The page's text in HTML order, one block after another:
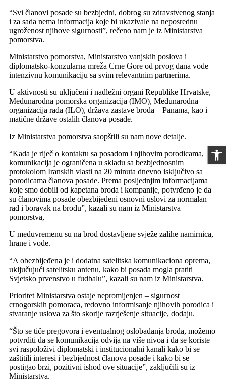
“Svi članovi posade su bezbjedni, dobrog su zdravstvenog stanja
i za sada nema informacija koje bi ukazivale na neposrednu
ugroženost njihove sigurnosti”, rečeno nam je iz Ministarstva
pomorstva.
Ministarstvo pomorstva, Ministarstvo vanjskih poslova i
diplomatsko-konzularna mreža Crne Gore od prvog dana vode
intenzivnu komunikaciju sa svim relevantnim partnerima.
U aktivnosti su uključeni i nadležni organi Republike Hrvatske,
Međunarodna pomorska organizacija (IMO), Međunarodna
organizacija rada (ILO), država zastave broda – Panama, kao i
matične države ostalih članova posade.
Iz Ministarstva pomorstva saopštili su nam nove detalje.
“Kada je riječ o kontaktu sa posadom i njihovim porodicama,
komunikacija je ograničena u skladu sa bezbjednosnim
protokolom Iranskih vlasti na 20 minuta dnevno isključivo sa
porodicama članova posade. Prema posljednjim informacijama
koje smo dobili od kapetana broda i kompanije, potvrđeno je da
su članovima posade obezbijeđeni osnovni uslovi za normalan
rad i boravak na brodu”, kazali su nam iz Ministarstva
pomorstva,
U međuvremenu su na brod dostavljene svježe zalihe namirnica,
hrane i vode.
“A obezbijeđena je i dodatna satelitska komunikaciona oprema,
uključujući satelitsku antenu, kako bi posada mogla pratiti
Svjetsko prvenstvo u fudbalu”, kazali su nam iz Ministarstva.
Prioritet Ministarstva ostaje nepromijenjen – sigurnost
crnogorskih pomoraca, redovno informisanje njihovih porodica i
stvaranje uslova za što skorije razrješenje situacije, dodaju.
“Što se tiče pregovora i eventualnog oslobađanja broda, možemo
potvrditi da se komunikacija odvija na više nivoa i da se koriste
svi raspoloživi diplomatski i institucionalni kanali kako bi se
zaštitili interesi i bezbjednost članova posade i kako bi se
postigao brzi, pozitivni ishod ove situacije”, zaključili su iz
Ministarstva.